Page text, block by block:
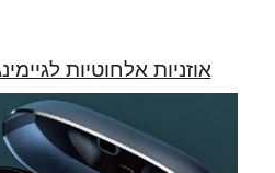
אוזניות אלחוטיות